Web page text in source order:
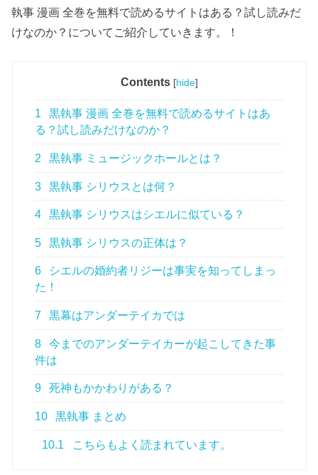
執事 漫画 全巻を無料で読めるサイトはある？試し読みだ
けなのか？についてご紹介していきます。！
Contents [hide]
1
黒執事 漫画 全巻を無料で読めるサイトはあ
る？試し読みだけなのか？
2 黒執事 ミュージックホールとは？
3 黒執事 シリウスとは何？
4 黒執事 シリウスはシエルに似ている？
5 黒執事 シリウスの正体は？
6
シエルの婚約者リジーは事実を知ってしまっ
た！
7 黒幕はアンダーテイカでは
8
今までのアンダーテイカーが起こしてきた事
件は
9 死神もかかわりがある？
10 黒執事 まとめ
10.1 こちらもよく読まれています。